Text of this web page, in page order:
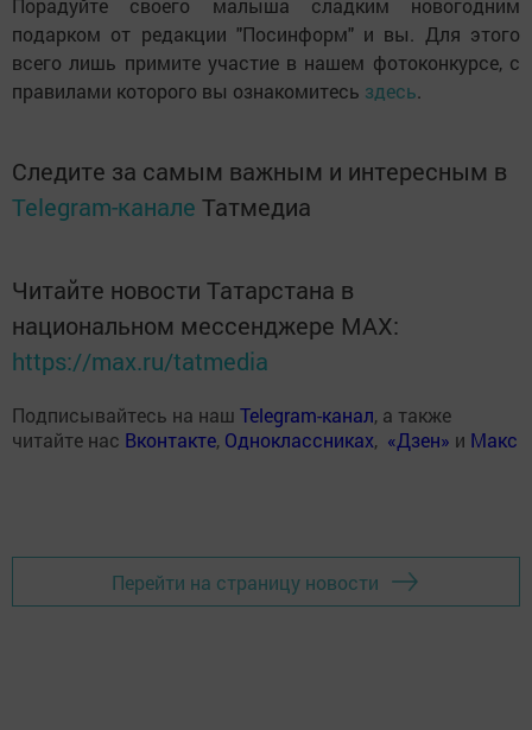
Порадуйте своего малыша сладким новогодним
подарком от редакции "Посинформ" и вы. Для этого
всего лишь примите участие в нашем фотоконкурсе, с
правилами которого вы ознакомитесь здесь.
Следите за самым важным и интересным в
Telegram-канале Татмедиа
Читайте новости Татарстана в
национальном мессенджере MАХ:
https://max.ru/tatmedia
Подписывайтесь на наш Telegram-канал, а также
читайте нас Вконтакте, Одноклассниках, «Дзен» и Макс
Перейти на страницу новости